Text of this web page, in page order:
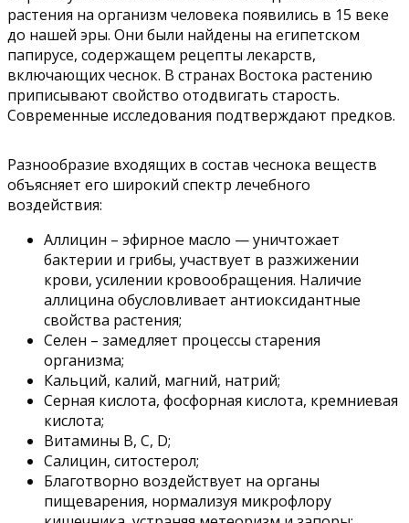
растения на организм человека появились в 15 веке
до нашей эры. Они были найдены на египетском
папирусе, содержащем рецепты лекарств,
включающих чеснок. В странах Востока растению
приписывают свойство отодвигать старость.
Современные исследования подтверждают предков.
Разнообразие входящих в состав чеснока веществ
объясняет его широкий спектр лечебного
воздействия:
Аллицин – эфирное масло — уничтожает
бактерии и грибы, участвует в разжижении
крови, усилении кровообращения. Наличие
аллицина обусловливает антиоксидантные
свойства растения;
Селен – замедляет процессы старения
организма;
Кальций, калий, магний, натрий;
Серная кислота, фосфорная кислота, кремниевая
кислота;
Витамины В, С, D;
Салицин, ситостерол;
Благотворно воздействует на органы
пищеварения, нормализуя микрофлору